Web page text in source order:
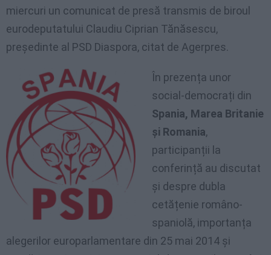
miercuri un comunicat de presă transmis de biroul
eurodeputatului Claudiu Ciprian Tănăsescu,
președinte al PSD Diaspora, citat de Agerpres.
În prezența unor
social-democrați din
Spania, Marea Britanie
și Romania,
participanții la
conferință au discutat
și despre dubla
cetățenie româno-
spaniolă, importanța
alegerilor europarlamentare din 25 mai 2014 și